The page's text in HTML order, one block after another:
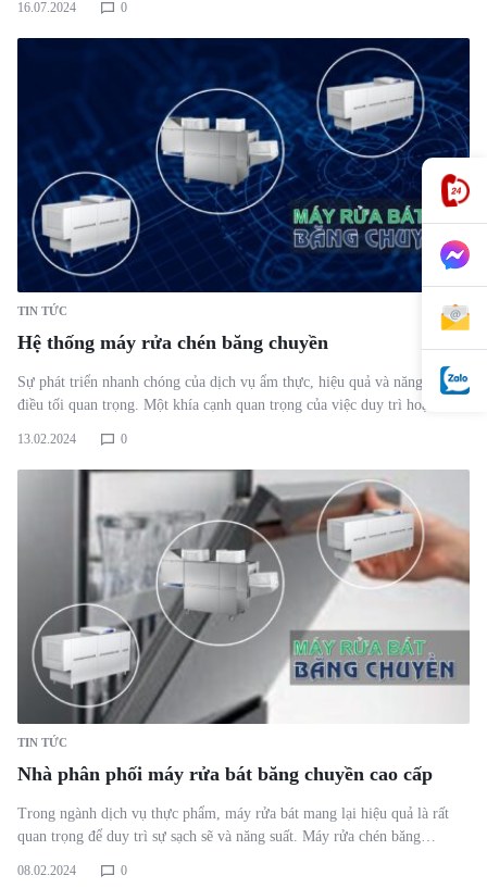
16.07.2024 0
TIN TỨC
Hệ thống máy rửa chén băng chuyền
Sự phát triển nhanh chóng của dịch vụ ẩm thực, hiệu quả và năng suất là
điều tối quan trọng. Một khía cạnh quan trọng của việc duy trì hoạt…
13.02.2024 0
TIN TỨC
Nhà phân phối máy rửa bát băng chuyền cao cấp
Trong ngành dịch vụ thực phẩm, máy rửa bát mang lại hiệu quả là rất
quan trọng để duy trì sự sạch sẽ và năng suất. Máy rửa chén băng…
08.02.2024 0